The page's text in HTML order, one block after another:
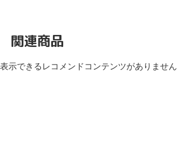
関連商品
表示できるレコメンドコンテンツがありません